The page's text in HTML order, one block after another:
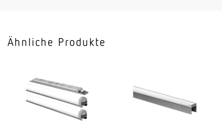
Dimmung DALI
Ähnliche Produkte